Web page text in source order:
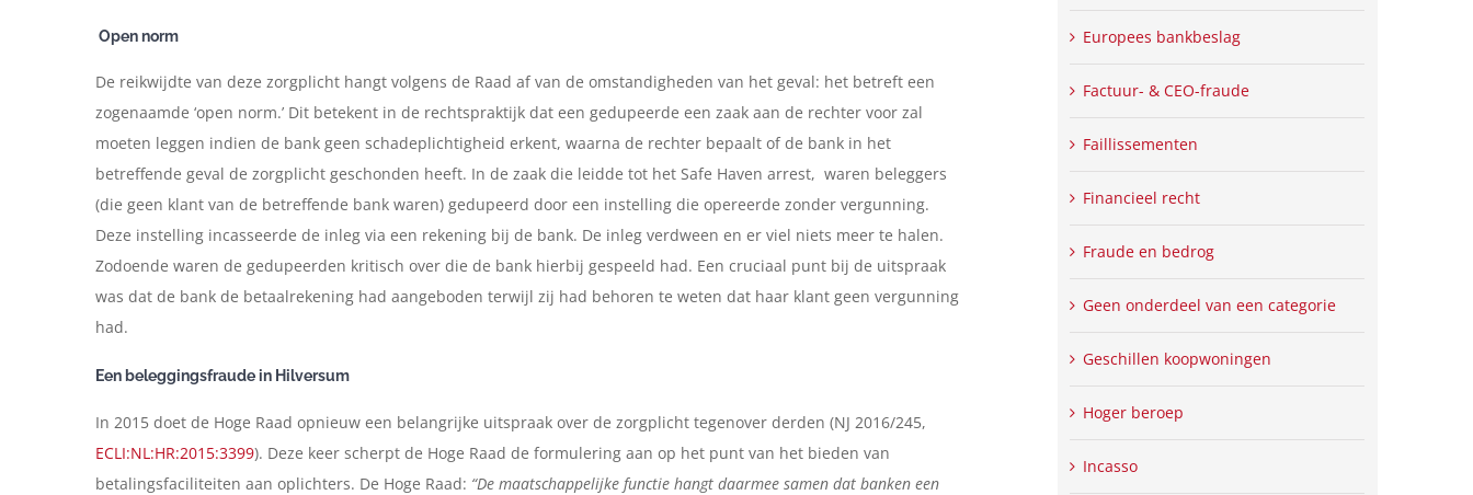
Open norm
De reikwijdte van deze zorgplicht hangt volgens de Raad af van de omstandigheden van het geval: het betreft een
zogenaamde ‘open norm.’ Dit betekent in de rechtspraktijk dat een gedupeerde een zaak aan de rechter voor zal
moeten leggen indien de bank geen schadeplichtigheid erkent, waarna de rechter bepaalt of de bank in het
betreffende geval de zorgplicht geschonden heeft. In de zaak die leidde tot het Safe Haven arrest, waren beleggers
(die geen klant van de betreffende bank waren) gedupeerd door een instelling die opereerde zonder vergunning.
Deze instelling incasseerde de inleg via een rekening bij de bank. De inleg verdween en er viel niets meer te halen.
Zodoende waren de gedupeerden kritisch over die de bank hierbij gespeeld had. Een cruciaal punt bij de uitspraak
was dat de bank de betaalrekening had aangeboden terwijl zij had behoren te weten dat haar klant geen vergunning
had.
Een beleggingsfraude in Hilversum
In 2015 doet de Hoge Raad opnieuw een belangrijke uitspraak over de zorgplicht tegenover derden (NJ 2016/245,
ECLI:NL:HR:2015:3399). Deze keer scherpt de Hoge Raad de formulering aan op het punt van het bieden van
betalingsfaciliteiten aan oplichters. De Hoge Raad: “De maatschappelijke functie hangt daarmee samen dat banken een
Europees bankbeslag
Factuur- & CEO-fraude
Faillissementen
Financieel recht
Fraude en bedrog
Geen onderdeel van een categorie
Geschillen koopwoningen
Hoger beroep
Incasso